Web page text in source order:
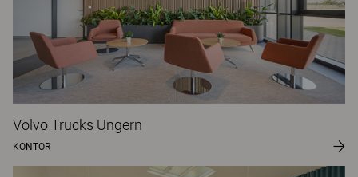
Volvo Trucks Ungern
KONTOR